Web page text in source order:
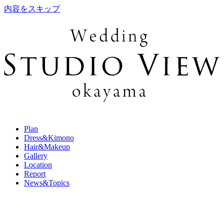
内容をスキップ
Plan
Dress&Kimono
Hair&Makeup
Gallery
Location
Report
News&Topics